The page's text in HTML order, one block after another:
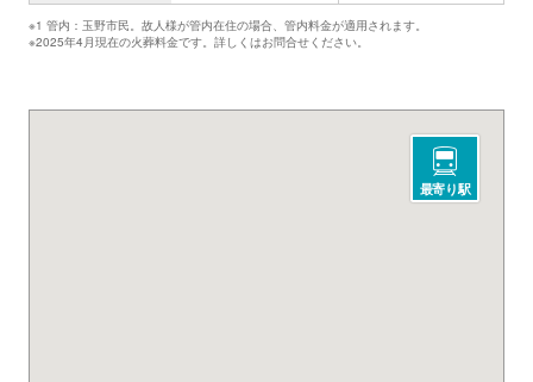
※1 管内：玉野市民。故人様が管内在住の場合、管内料金が適用されます。
※2025年4月現在の火葬料金です。詳しくはお問合せください。
最寄り駅